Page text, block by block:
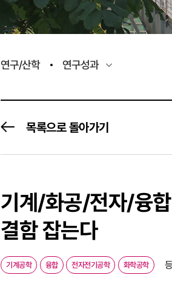
연구/산학 연구성과
목록으로 돌아가기
기계/화공/전자/융합
결함 잡는다
기계공학 융합 전자전기공학 화학공학